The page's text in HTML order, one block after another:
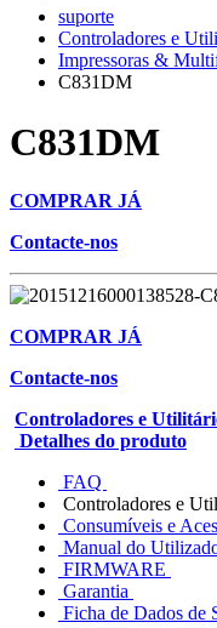
suporte
Controladores e
Impressoras &
C831DM
C831DM
COMPRAR JÁ
Contacte-nos
COMPRAR JÁ
Contacte-nos
Controladores e
Detalhes do produto
FAQ
Controladores e
Consumíveis e
Manual do
FIRMWARE
Garantia
Ficha de Dados de